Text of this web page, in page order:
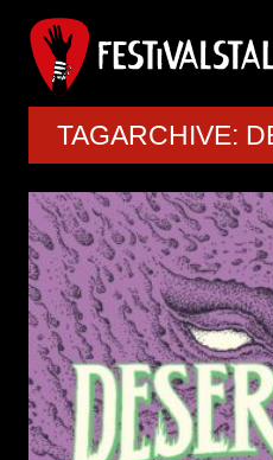
TAGARCHIVE: